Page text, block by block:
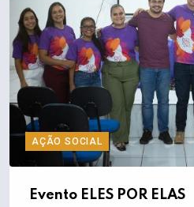
AÇÃO SOCIAL
Evento ELES POR ELAS